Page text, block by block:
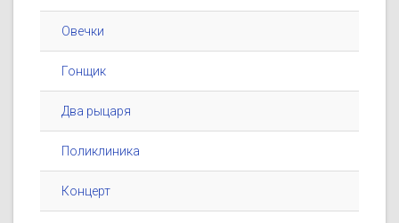
Овечки
Гонщик
Два рыцаря
Поликлиника
Концерт